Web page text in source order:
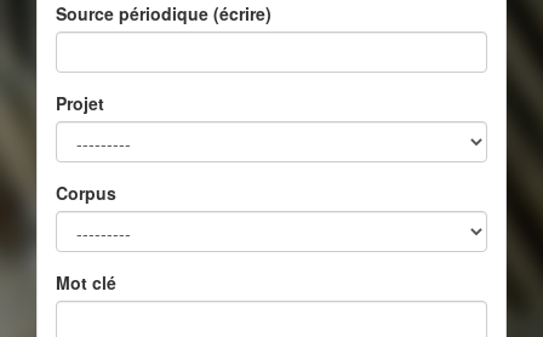
Source périodique (écrire)
Projet
Corpus
Mot clé